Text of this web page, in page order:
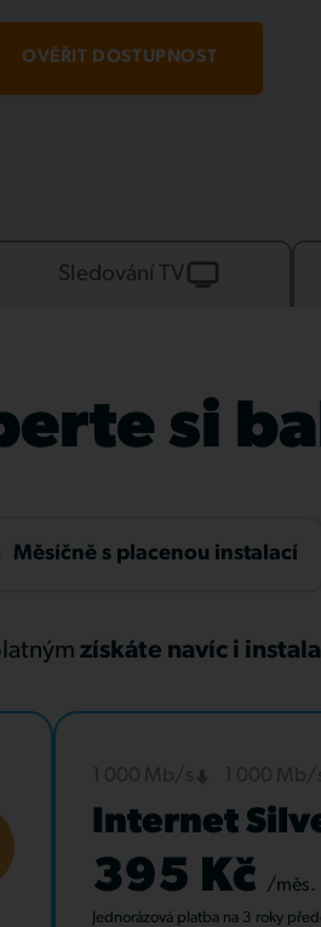
OVĚŘIT DOSTUPNOST
Sledování TV
si
Měsíčně s placenou instalací
získáte navíc i
Internet
395 Kč /měs.
Jednorázová platba na 3 roky